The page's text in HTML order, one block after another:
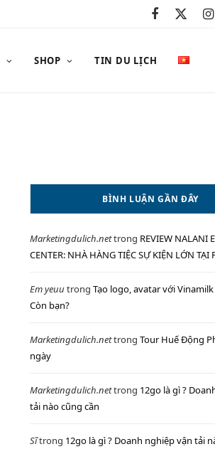
o
k
t
e
r
I
SHOP TIN DU LỊCH
BÌNH LUẬN GẦN ĐÂY
Marketingdulich.nettrong REVIEW NALANI
CENTER: NHÀ HÀNG TIỆC SỰ KIỆN LỚN TẠI
Em yeuu trong Tạo logo, avatar với Vinamilk
Còn bạn?
Marketingdulich.nettrong Tour Huế Động
ngày
Marketingdulich.nettrong 12go là gì ?
tải nào cũng cần
Sĩtrong 12go là gì ? Doanh nghiệp vận tải